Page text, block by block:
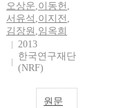
오상운,이동헌 ,
서유석 ,이지전 ,
김장원 ,임옥희
2013
한국연구재단
(NRF)
원문